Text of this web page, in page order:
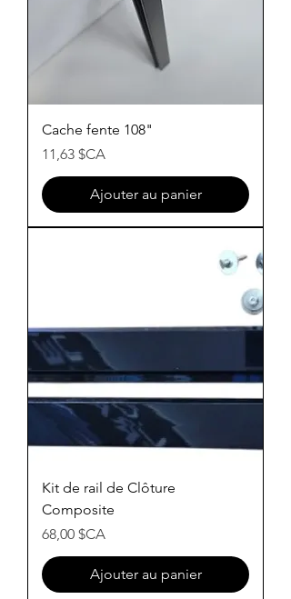
Cache fente 108"
Prix
11,63 $CA
Ajouter au panier
Kit de rail de Clôture
Composite
Prix
68,00 $CA
Ajouter au panier